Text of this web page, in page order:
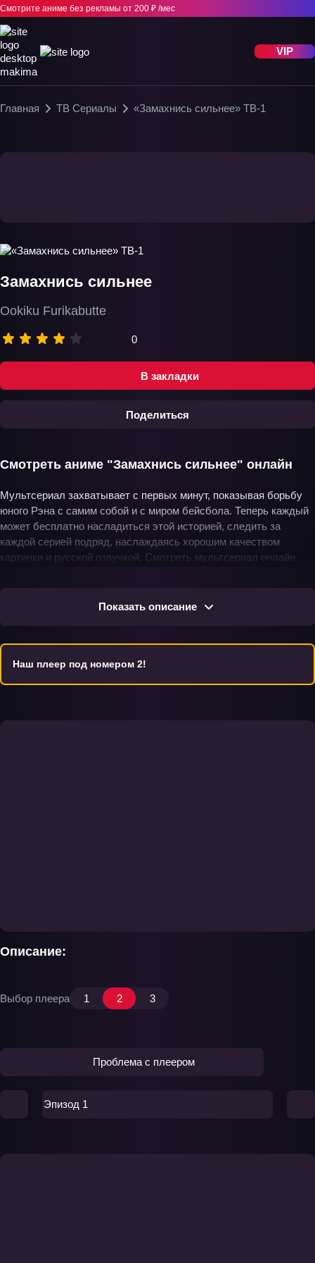
Смотрите аниме без рекламы от 200 ₽ /мес
VIP
Главная ТВ Сериалы «Замахнись сильнее» ТВ-1
В закладки
Поделиться
Замахнись сильнее
Ookiku Furikabutte
0
Описание:
Смотреть аниме "Замахнись сильнее" онлайн
Мультсериал захватывает с первых минут, показывая борьбу
юного Рэна с самим собой и с миром бейсбола. Теперь каждый
может бесплатно насладиться этой историей, следить за
каждой серией подряд, наслаждаясь хорошим качеством
картинки и русской озвучкой. Смотреть мультсериал онлайн
полностью.
Показать описание
Наш плеер под номером 2!
Выбор плеера 1 2 3
Проблема с плеером
Эпизод 1